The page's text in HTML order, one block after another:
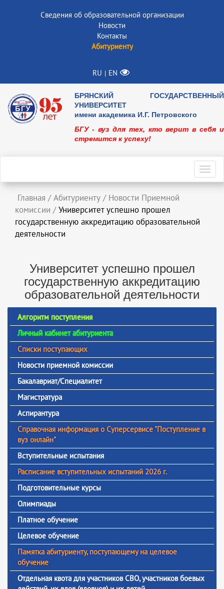
Сведения об образовательной организации
Новости
Контакты
Абитуриенту
RU | EN
БРЯНСКИЙ ГОСУДАРСТВЕННЫЙ
УНИВЕРСИТЕТ
имени академика И.Г. Петровского
БГУ - вуз для тех, кто верит в себя и
стремится к успеху!
Главная / Абитуриенту / Новости Приемной
комиссии / Университет успешно прошел
государственную аккредитацию образовательной
деятельности
Университет успешно прошел
государственную аккредитацию
образовательной деятельности
Алгоритм поступления
Личный кабинет абитуриента
Списки поступающих
Новости приемной комиссии
Бакалавриат/Специалитет
Магистратура
Аспирантура
Справочная информация о Суперсервисе "Поступление в
вуз онлайн"
Вступительные испытания
Расписание вступительных испытаний 2026 г.
Подготовительные курсы
Олимпиады
Платное обучение
Целевое обучение
Памятка абитуриенту, поступающему на целевое
обучение
Отдельная квота для участников СВО, участников боевых